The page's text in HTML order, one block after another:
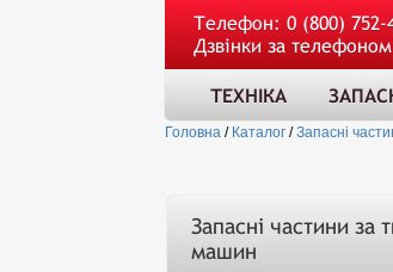
Телефон: 0 (800) 752-
Дзвінки за
ТЕХНІКА
Головна / Каталог /Запасні
Запасні частини за
машин